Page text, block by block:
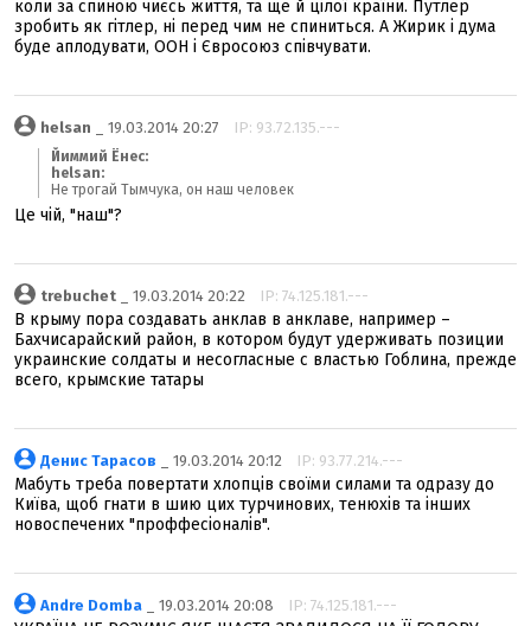
коли за спиною чиєсь життя, та ще й цілої країни. Путлер
зробить як гітлер, ні перед чим не спиниться. А Жирик і дума
буде аплодувати, ООН і Євросоюз співчувати.
helsan _ 19.03.2014 20:27 IP: 93.72.135.---
Йиммий Ёнес:
helsan:
Не трогай Тымчука, он наш человек
Це чій, "наш"?
trebuchet _ 19.03.2014 20:22 IP: 74.125.181.---
В крыму пора создавать анклав в анклаве, например –
Бахчисарайский район, в котором будут удерживать позиции
украинские солдаты и несогласные с властью Гоблина, прежде
всего, крымские татары
Денис Тарасов _ 19.03.2014 20:12 IP: 93.77.214.---
Мабуть треба повертати хлопців своїми силами та одразу до
Київа, щоб гнати в шию цих турчинових, тенюхів та інших
новоспечених "проффесіоналів".
Andre Domba _ 19.03.2014 20:08 IP: 74.125.181.---